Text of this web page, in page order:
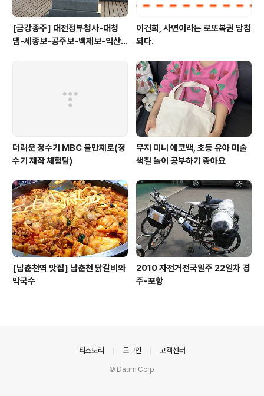
[금강종주] 대전정부청사-대청
댐-세종보-공주보-백제보-익산
이건희, 사면이라는 로또복권 당첨
되다.
더러운 정수기 MBC 불만제로(정
수기 제작 체험담)
무지 미니 에코백, 초등 유아 미술
색칠 놀이 공부하기 좋아요
[남춘천역 맛집] 남춘천 닭갈비와
막국수
2010 자전거전국일주 22일차 경
주-포항
티스토리 로그인 고객센터
© Daum Corp.